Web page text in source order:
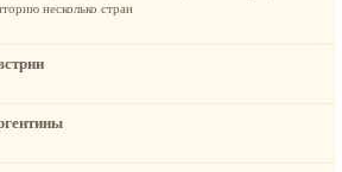
несколько стран